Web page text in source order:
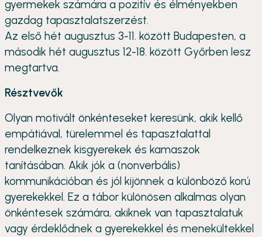
gyermekek számára a pozitív és élményekben
gazdag tapasztalatszerzést.
Az első hét augusztus 3-11. között Budapesten, a
második hét augusztus 12-18. között Győrben lesz
megtartva.
Résztvevők
Olyan motivált önkénteseket keresünk, akik kellő
empátiával, türelemmel és tapasztalattal
rendelkeznek kisgyerekek és kamaszok
tanításában. Akik jók a (nonverbális)
kommunikációban és jól kijönnek a különböző korú
gyerekekkel. Ez a tábor különösen alkalmas olyan
önkéntesek számára, akiknek van tapasztalatuk
vagy érdeklődnek a gyerekekkel és menekültekkel